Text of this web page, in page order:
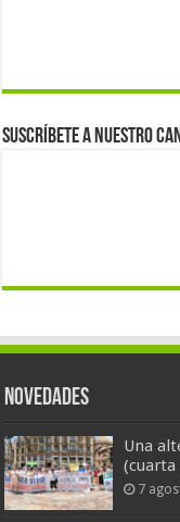
Suscríbete a nuestro
Novedades
Una
7